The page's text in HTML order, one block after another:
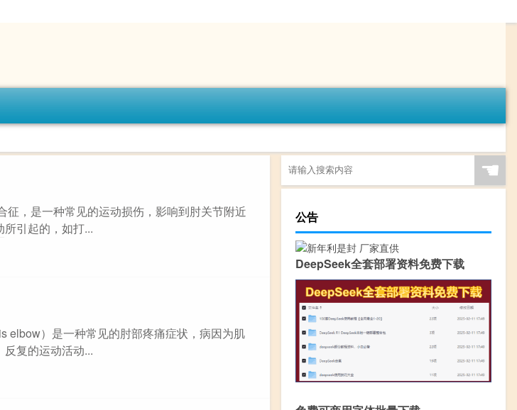
，是一种常见的运动损伤，影响到肘关节附近
引起的，如打...
elbow）是一种常见的肘部疼痛症状，病因为肌
复的运动活动...
☚
公告
DeepSeek全套部署资料免费下载